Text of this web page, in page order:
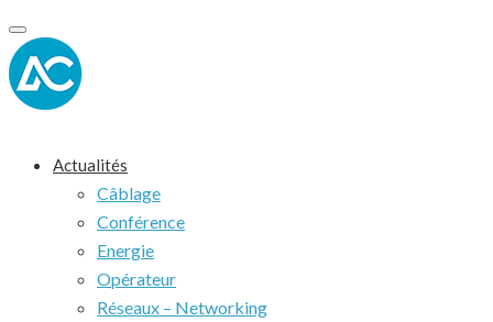
Toggle
navigation
Actualités
Câblage
Conférence
Energie
Opérateur
Réseaux – Networking